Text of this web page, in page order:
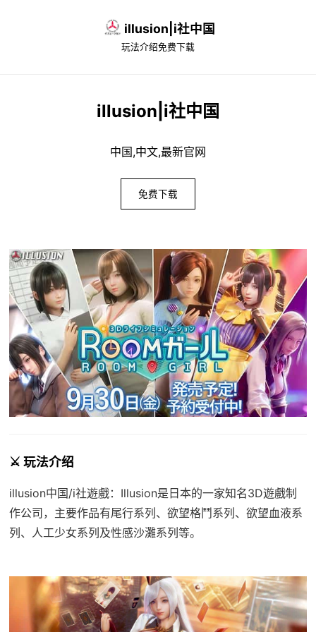
illusion|i社中国
玩法介绍免费下载
illusion|i社中国
中国,中文,最新官网
免费下载
⚔️ 玩法介绍
illusion中国/i社遊戲：Illusion是日本的一家知名3D遊戲制
作公司，主要作品有尾行系列、欲望格鬥系列、欲望血液系
列、人工少女系列及性感沙灘系列等。